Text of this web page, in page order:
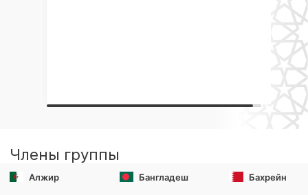
Члены группы
Алжир Бангладеш Бахрейн